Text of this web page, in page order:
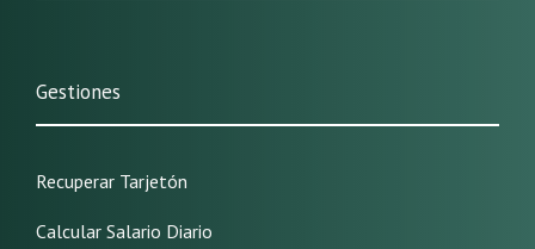
Gestiones
Recuperar Tarjetón
Calcular Salario Diario